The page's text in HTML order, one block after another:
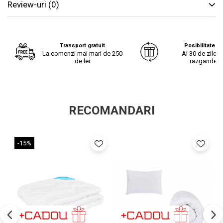
bine aerisita, nu va veti incinge in ea, datorita nucleului din
fibre cu gol interior
material umplutura: fibre poliester 100%, siliconizate,
ideala primavara-toamna
fete: microfibra 100% poliester alba
Review-uri (0)
Transport gratuit
La comenzi mai mari de 250
de lei
Posibilitate
Ai 30 de zile
RECOMANDARI
-15%